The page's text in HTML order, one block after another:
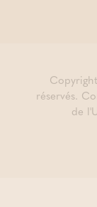
réservés.
de